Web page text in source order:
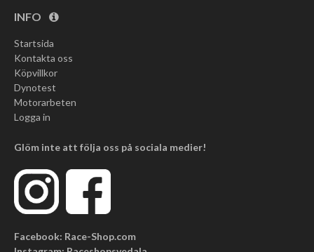
INFO
Startsida
Kontakta oss
Köpvillkor
Dynotest
Motorarbeten
Logga in
Glöm inte att följa oss på sociala medier!
Facebook: Race-Shop.com